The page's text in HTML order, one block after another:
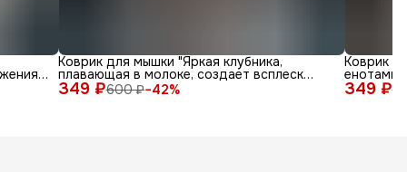
349 ₽600 ₽−42%
Коврик для мышки "Яркая клубника,
плавающая в молоке, создает всплеск
радости" 349 ₽
Коврик
енотами